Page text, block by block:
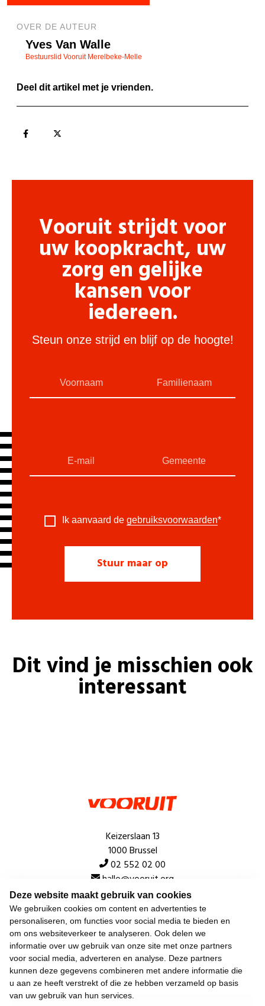
Deze website maakt gebruik van cookies
We gebruiken cookies om content en advertenties te
personaliseren, om functies voor social media te bieden en
om ons websiteverkeer te analyseren. Ook delen we
informatie over uw gebruik van onze site met onze partners
voor social media, adverteren en analyse. Deze partners
kunnen deze gegevens combineren met andere informatie die
u aan ze heeft verstrekt of die ze hebben verzameld op basis
van uw gebruik van hun services.
OVER DE AUTEUR
Yves Van Walle
Bestuurslid Vooruit Merelbeke-Melle
Deel dit artikel met je vrienden.
Vooruit strijdt voor
uw koopkracht, uw
zorg en gelijke
kansen voor
iedereen.
Steun onze strijd en blijf op de hoogte!
Ik aanvaard de gebruiksvoorwaarden*
Dit vind je misschien ook
interessant
Keizerslaan 13
1000 Brussel
02 552 02 00
hallo@vooruit.org
Snel
Over de beweging
Algemeen